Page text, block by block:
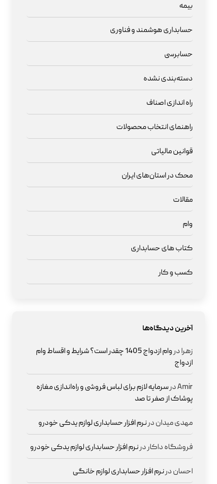
بیمه
حسابداری هوشمند و فناوری
حسابرسی
دسته‌بندی نشده
راه اندازی اصناف
راهنمای انتخاب محصولات
قوانین مالیاتی
محک در استان‌های ایران
مقالات
وام
کتاب های حسابداری
کسب و کار
آخرین دیدگاه‌ها
زهرادر
وام ازدواج 1405 چقدر است؟ شرایط و اقساط وام
ازدواج
Amirدرسرمایه لازم برای لباس فروشی و راه‌اندازی مغازه
پوشاک از صفر تا صد
مهدی میداندرنرم افزار حسابداری لوازم یدکی خودرو
فروشگاه داکاردرنرم افزار حسابداری لوازم یدکی خودرو
احساندرنرم افزار حسابداری لوازم خانگی